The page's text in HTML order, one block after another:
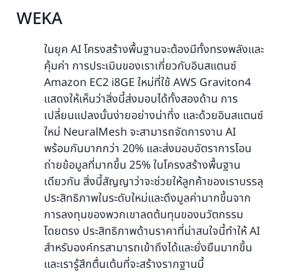
WEKA
ในยุค AI โครงสร้างพื้นฐานจะต้องมีทั้งทรงพลังและ
คุ้มค่า การประเมินของเราเกี่ยวกับอินสแตนซ์
Amazon EC2 i8GE ใหม่ที่ใช้ AWS Graviton4
แสดงให้เห็นว่าสิ่งนี้ส่งมอบได้ทั้งสองด้าน การ
เปลี่ยนแปลงนั้นง่ายอย่างน่าทึ่ง และด้วยอินสแตนซ์
ใหม่ NeuralMesh จะสามารถจัดการงาน AI
พร้อมกันมากกว่า 20% และส่งมอบอัตราการโอน
ถ่ายข้อมูลที่มากขึ้น 25% ในโครงสร้างพื้นฐาน
เดียวกัน สิ่งนี้สัญญาว่าจะช่วยให้ลูกค้าของเราบรรลุ
ประสิทธิภาพในระดับใหม่และดึงมูลค่ามากขึ้นจาก
การลงทุนของพวกเขาลดต้นทุนของนวัตกรรม
โดยตรง ประสิทธิภาพด้านราคาที่น่าสนใจนี้ทำให้ AI
สำหรับองค์กรสามารถเข้าถึงได้และยั่งยืนมากขึ้น
และเรารู้สึกตื่นเต้นที่จะสร้างรากฐานนี้